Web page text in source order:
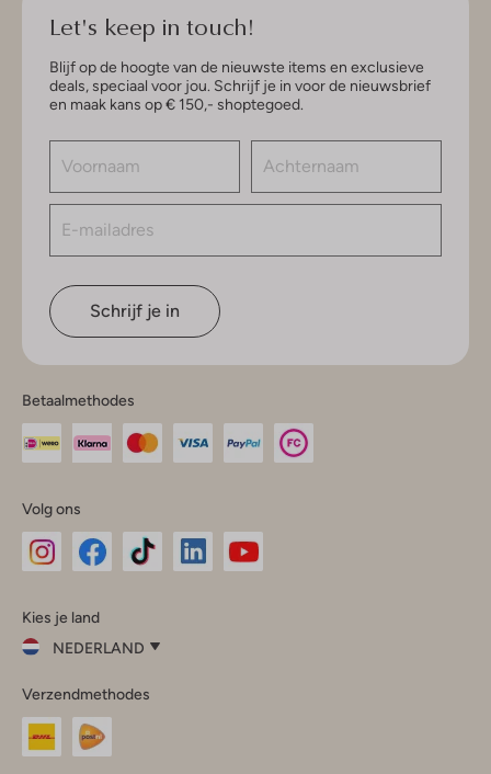
Let's keep in touch!
Blijf op de hoogte van de nieuwste items en exclusieve
deals, speciaal voor jou. Schrijf je in voor de nieuwsbrief
en maak kans op € 150,- shoptegoed.
Schrijf je in
Betaalmethodes
Volg ons
InstagramFacebook
Kies je land
NEDERLAND
je
land
Nederland
Verzendmethodes